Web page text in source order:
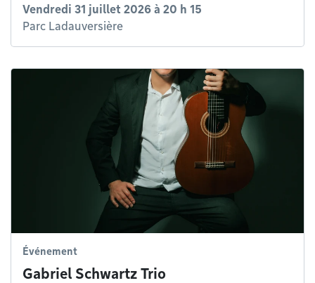
Vendredi 31 juillet 2026 à 20 h 15
Parc Ladauversière
Événement
Gabriel Schwartz Trio